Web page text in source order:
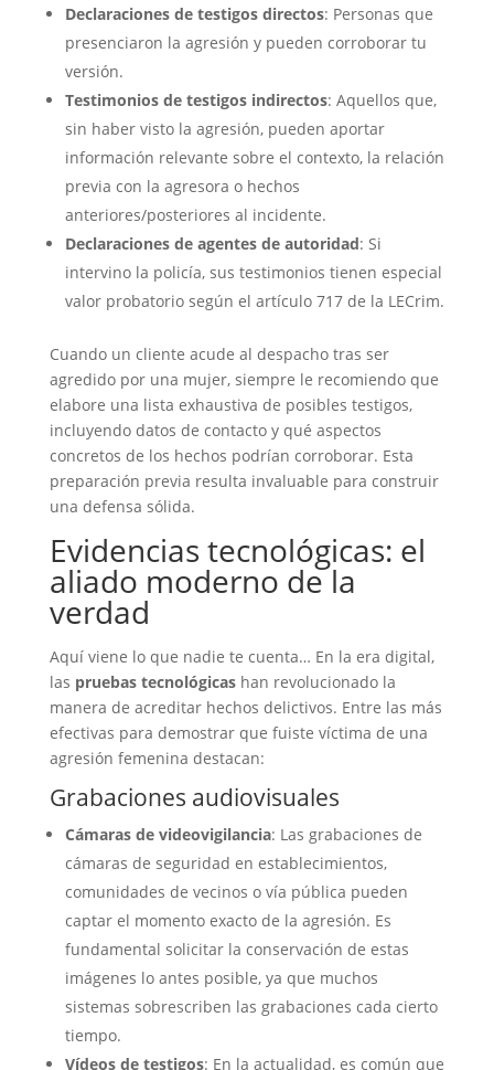
Declaraciones de testigos directos: Personas que
presenciaron la agresión y pueden corroborar tu
versión.
Testimonios de testigos indirectos: Aquellos que,
sin haber visto la agresión, pueden aportar
información relevante sobre el contexto, la relación
previa con la agresora o hechos
anteriores/posteriores al incidente.
Declaraciones de agentes de autoridad: Si
intervino la policía, sus testimonios tienen especial
valor probatorio según el artículo 717 de la LECrim.
Cuando un cliente acude al despacho tras ser
agredido por una mujer, siempre le recomiendo que
elabore una lista exhaustiva de posibles testigos,
incluyendo datos de contacto y qué aspectos
concretos de los hechos podrían corroborar. Esta
preparación previa resulta invaluable para construir
una defensa sólida.
Evidencias tecnológicas: el
aliado moderno de la
verdad
Aquí viene lo que nadie te cuenta… En la era digital,
las pruebas tecnológicashan revolucionado la
manera de acreditar hechos delictivos. Entre las más
efectivas para demostrar que fuiste víctima de una
agresión femenina destacan:
Grabaciones audiovisuales
Cámaras de videovigilancia: Las grabaciones de
cámaras de seguridad en establecimientos,
comunidades de vecinos o vía pública pueden
captar el momento exacto de la agresión. Es
fundamental solicitar la conservación de estas
imágenes lo antes posible, ya que muchos
sistemas sobrescriben las grabaciones cada cierto
tiempo.
Vídeos de testigos: En la actualidad, es común que